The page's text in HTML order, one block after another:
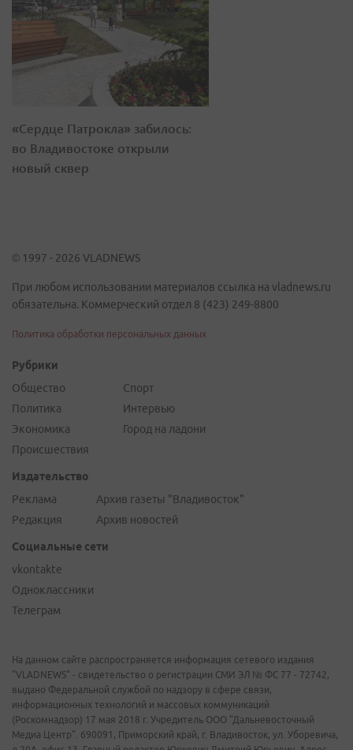
«Сердце Патрокла» забилось:
во Владивостоке открыли
новый сквер
© 1997 - 2026 VLADNEWS
При любом использовании материалов ссылка на vladnews.ru
обязательна. Коммерческий отдел 8 (423) 249-8800
Политика обработки персональных данных
Рубрики
Общество
Политика
Экономика
Происшествия
Спорт
Интервью
Город на ладони
Издательство
Реклама
Редакция
Архив газеты "Владивосток"
Архив новостей
Социальные сети
vkontakte
Одноклассники
Телеграм
На данном сайте распространяется информация сетевого издания
"VLADNEWS" - свидетельство о регистрации СМИ ЭЛ № ФС 77 - 72742,
выдано Федеральной службой по надзору в сфере связи,
информационных технологий и массовых коммуникаций
(Роскомнадзор) 17 мая 2018 г. Учредитель ООО "Дальневосточный
Медиа Центр". 690091, Приморский край, г. Владивосток, ул. Уборевича,